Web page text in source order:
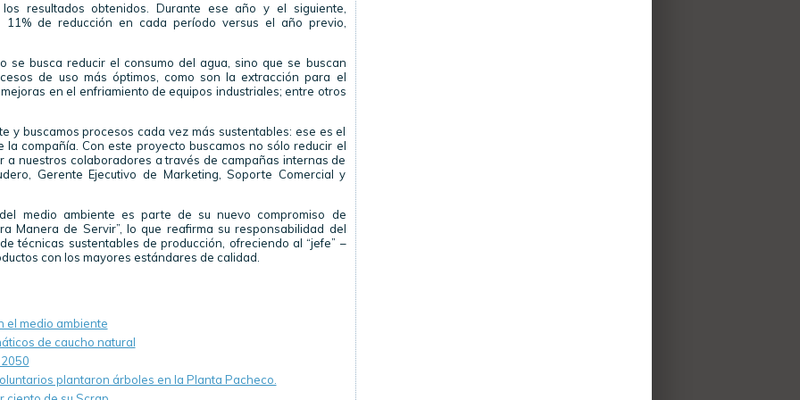
resultados obtenidos. Durante ese año y el siguiente,
de reducción en cada período versus el año previo,
se busca reducir el consumo del agua, sino que se buscan
de uso más óptimos, como son la extracción para el
en el enfriamiento de equipos industriales; entre otros
y buscamos procesos cada vez más sustentables: ese es el
compañía. Con este proyecto buscamos no sólo reducir el
a nuestros colaboradores a través de campañas internas de
Gerente Ejecutivo de Marketing, Soporte Comercial y
medio ambiente es parte de su nuevo compromiso de
Manera de Servir”, lo que reafirma su responsabilidad del
técnicas sustentables de producción, ofreciendo al “jefe” –
con los mayores estándares de calidad.
el medio ambiente
de caucho natural
plantaron árboles en la Planta Pacheco.